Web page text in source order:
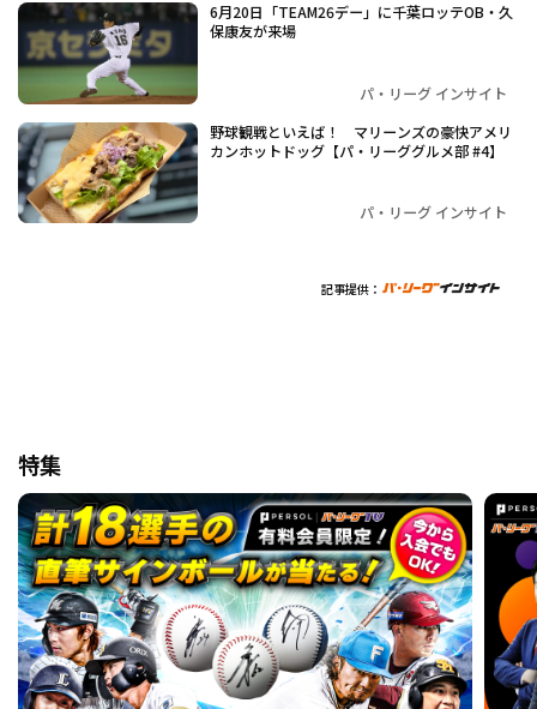
6月20日「TEAM26デー」に千葉ロッテOB・久
保康友が来場
パ・リーグ インサイト
野球観戦といえば！ マリーンズの豪快アメリ
カンホットドッグ【パ・リーググルメ部 #4】
パ・リーグ インサイト
記事提供：
特集